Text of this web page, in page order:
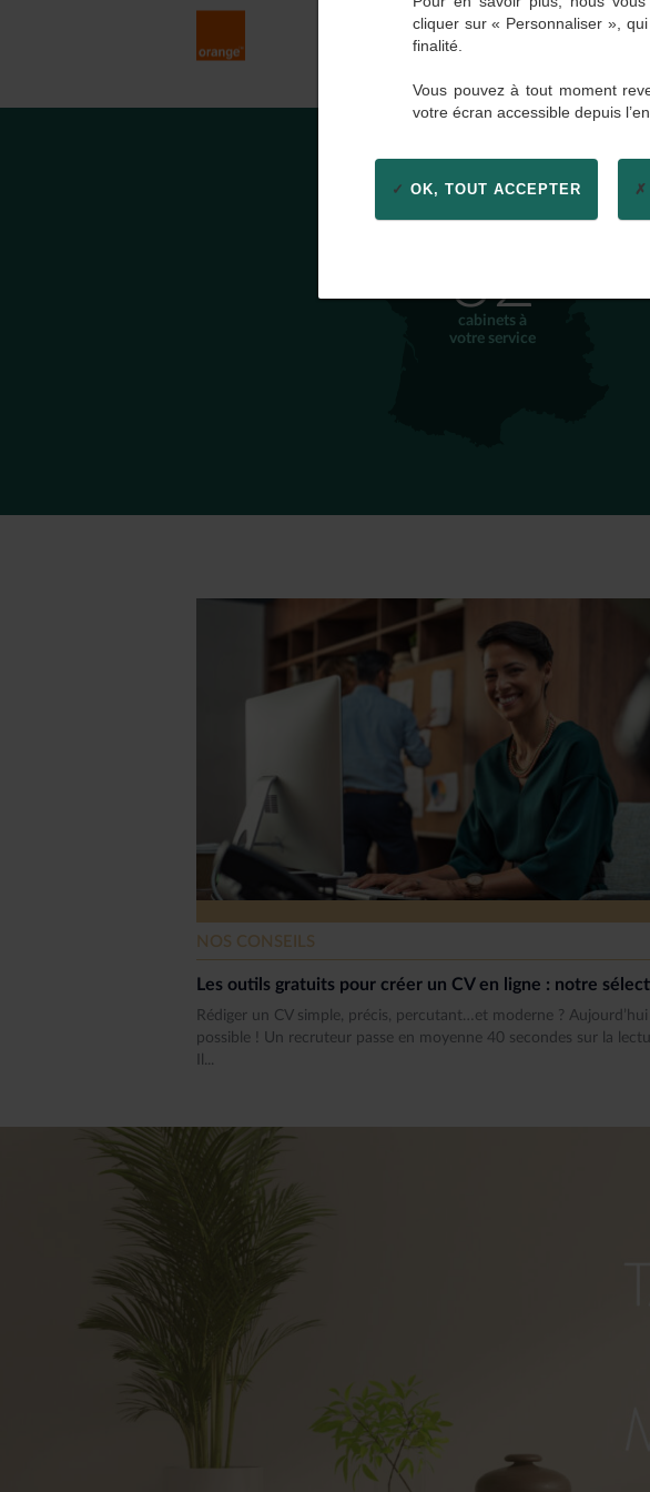
32
cabinets à
votre service
NOS CONSEILS
Les outils gratuits pour créer un CV en ligne : notre
Rédiger un CV simple, précis, percutant…et moderne ? Aujourd’hui
possible ! Un recruteur passe en moyenne 40 secondes sur la
Il...
cliquer sur « Personnaliser »,
finalité.
Vous pouvez à tout moment
votre écran accessible depuis
OK, TOUT ACCEPTER